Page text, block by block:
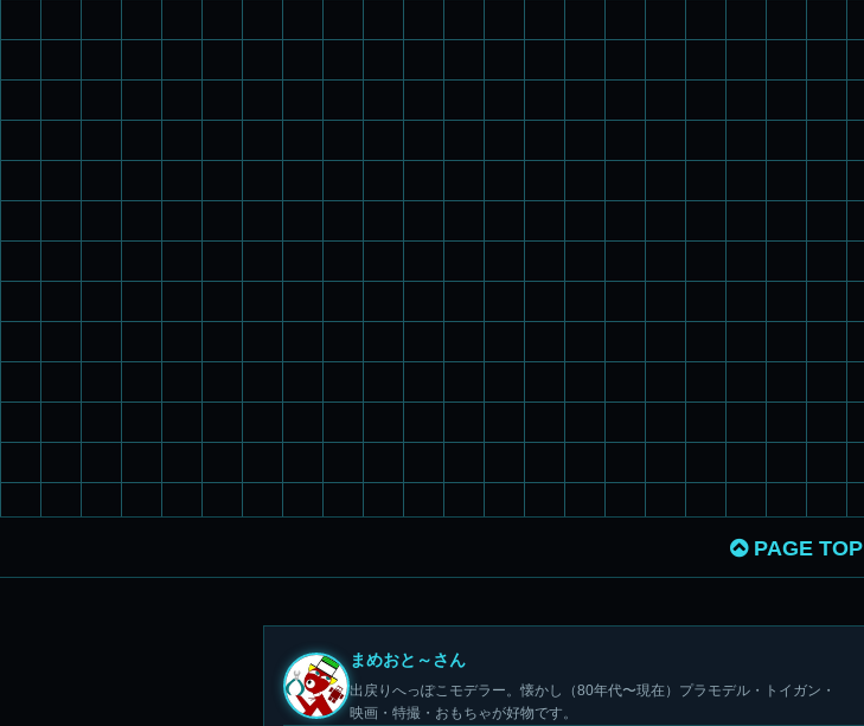
PAGE TOP
まめおと～さん
出戻りへっぽこモデラー。懐かし（80年代〜現在）プラモデル・トイガン・
映画・特撮・おもちゃが好物です。